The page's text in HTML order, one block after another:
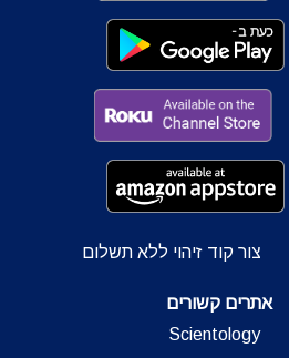
צור קוד זיהוי ללא תשלום
אתרים קשורים
Scientology